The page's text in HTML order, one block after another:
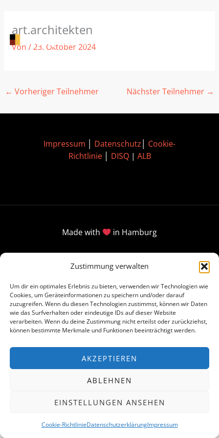
Zustimmung verwalten
Um dir ein optimales Erlebnis zu bieten, verwenden wir Technologien wie
Cookies, um Geräteinformationen zu speichern und/oder darauf
zuzugreifen. Wenn du diesen Technologien zustimmst, können wir Daten
wie das Surfverhalten oder eindeutige IDs auf dieser Website
verarbeiten. Wenn du deine Zustimmung nicht erteilst oder zurückziehst,
können bestimmte Merkmale und Funktionen beeinträchtigt werden.
AKZEPTIEREN
ABLEHNEN
EINSTELLUNGEN ANSEHEN
Cookie-RichtlinieDatenschutzerklärungImpressum
Inhalt
springen
art.architekten
Von /23. Oktober 2024
← Vorheriger Teilnehmer Nächster Teilnehmer →
Impressum Datenschutz
Cookie-
Richtlinie│ DISQ| ALB
Made with in Hamburg